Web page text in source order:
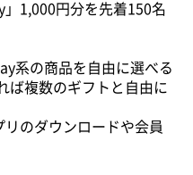
1,000円分を先着150名
系の商品を自由に選べる
ば複数のギフトと自由に
のダウンロードや会員